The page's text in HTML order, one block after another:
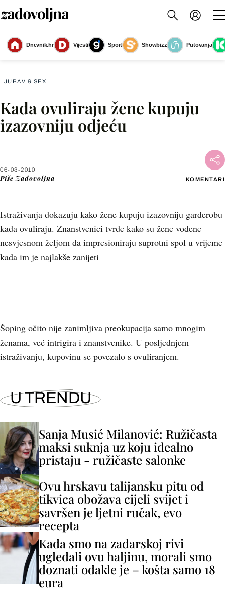
Dnevnik.hr Vijesti Sport Showbizz
Putovanja
Slika nije dostupna
LJUBAV & SEX
Kada ovuliraju žene kupuju
izazovniju odjeću
06-08-2010
Piše Zadovoljna KOMENTARI
Istraživanja dokazuju kako žene kupuju izazovniju garderobu
kada ovuliraju. Znanstvenici tvrde kako su žene vođene
nesvjesnom željom da impresioniraju suprotni spol u vrijeme
kada im je najlakše zanijeti
Facebook
Šoping očito nije zanimljiva preokupacija samo mnogim
ženama, već intrigira i znanstvenike. U posljednjem
istraživanju, kupovinu se povezalo s ovuliranjem.
U TRENDU
Sanja Musić Milanović: Ružičasta
maksi suknja uz koju idealno
pristaju - ružičaste salonke
Ovu hrskavu talijansku pitu od
tikvica obožava cijeli svijet i
savršen je ljetni ručak, evo
recepta
Kada smo na zadarskoj rivi
ugledali ovu haljinu, morali smo
doznati odakle je – košta samo 18
eura